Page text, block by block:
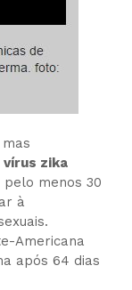
vírus zika
menos 30
à
Americana
após 64 dias